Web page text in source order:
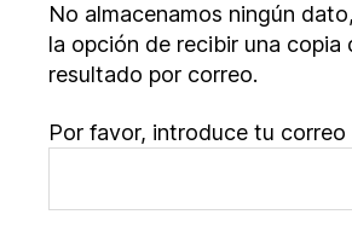
No almacenamos ningún
la opción de recibir una copia
resultado por correo.
Por favor, introduce tu